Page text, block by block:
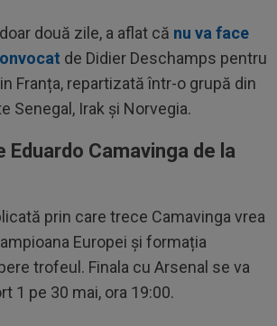
două zile, a aflat că nu va face
de Didier Deschamps pentru
Franța, repartizată într-o grupă din
Senegal, Irak și Norvegia.
Eduardo Camavinga de la
prin care trece Camavinga vrea
Europei și formația
trofeul. Finala cu Arsenal se va
1 pe 30 mai, ora 19:00.